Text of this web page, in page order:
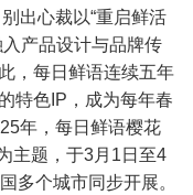
出心裁以“重启鲜活
产品设计与品牌传
，每日鲜语连续五年
特色IP，成为每年春
年，每日鲜语樱花
主题，于3月1日至4
多个城市同步开展。